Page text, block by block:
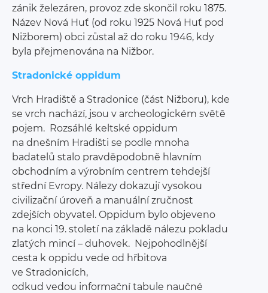
zánik železáren, provoz zde skončil roku 1875.
Název Nová Huť (od roku 1925 Nová Huť pod
Nižborem) obci zůstal až do roku 1946, kdy
byla přejmenována na Nižbor.
Stradonické oppidum
Vrch Hradiště a Stradonice (část Nižboru), kde
se vrch nachází, jsou v archeologickém světě
pojem. Rozsáhlé keltské oppidum
na dnešním Hradišti se podle mnoha
badatelů stalo pravděpodobně hlavním
obchodním a výrobním centrem tehdejší
střední Evropy. Nálezy dokazují vysokou
civilizační úroveň a manuální zručnost
zdejších obyvatel. Oppidum bylo objeveno
na konci 19. století na základě nálezu pokladu
zlatých mincí – duhovek. Nejpohodlnější
cesta k oppidu vede od hřbitova
ve Stradonicích,
odkud vedou informační tabule naučné